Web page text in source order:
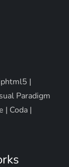
|
Paradigm
| Coda |